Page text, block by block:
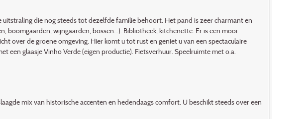
die nog steeds tot dezelfde familie behoort. Het pand is zeer charmant en
boomgaarden, wijngaarden, bossen...). Bibliotheek, kitchenette. Er is een mooi
over de groene omgeving. Hier komt u tot rust en geniet u van een spectaculaire
een glaasje Vinho Verde (eigen productie). Fietsverhuur. Speelruimte met o.a.
mix van historische accenten en hedendaags comfort. U beschikt steeds over een